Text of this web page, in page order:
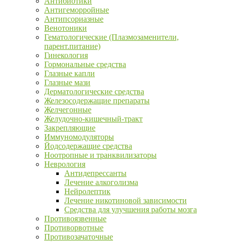
Антигеморройные
Антипсориазные
Венотоники
Гематологические (Плазмозаменители,
парент.питание)
Гинекология
Гормональные средства
Глазные капли
Глазные мази
Дерматологические средства
Железосодержащие препараты
Желчегонные
Желудочно-кишечный-тракт
Закрепляющие
Иммуномодуляторы
Йодсодержащие средства
Ноотропные и транквилизаторы
Неврология
Антидепрессанты
Лечение алкоголизма
Нейролептик
Лечение никотиновой зависимости
Средства для улучшения работы мозга
Противоязвенные
Противорвотные
Противозачаточные